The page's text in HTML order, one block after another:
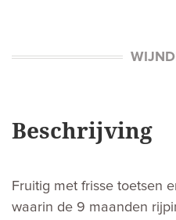
Beschrijving
Fruitig met frisse toetsen
waarin de 9 maanden